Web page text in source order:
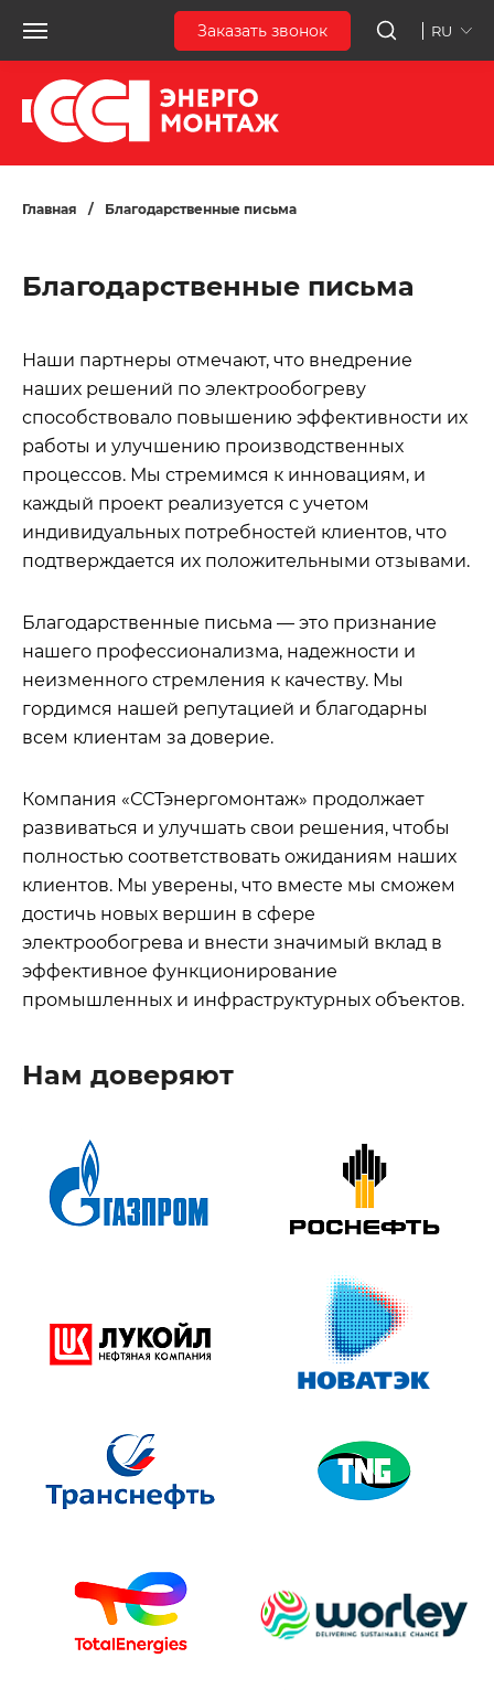
Заказать звонок RU
Главная / Благодарственные письма
Благодарственные письма
Наши партнеры отмечают, что внедрение
наших решений по электрообогреву
способствовало повышению эффективности их
работы и улучшению производственных
процессов. Мы стремимся к инновациям, и
каждый проект реализуется с учетом
индивидуальных потребностей клиентов, что
подтверждается их положительными отзывами.
Благодарственные письма — это признание
нашего профессионализма, надежности и
неизменного стремления к качеству. Мы
гордимся нашей репутацией и благодарны
всем клиентам за доверие.
Компания «ССТэнергомонтаж» продолжает
развиваться и улучшать свои решения, чтобы
полностью соответствовать ожиданиям наших
клиентов. Мы уверены, что вместе мы сможем
достичь новых вершин в сфере
электрообогрева и внести значимый вклад в
эффективное функционирование
промышленных и инфраструктурных объектов.
Нам доверяют